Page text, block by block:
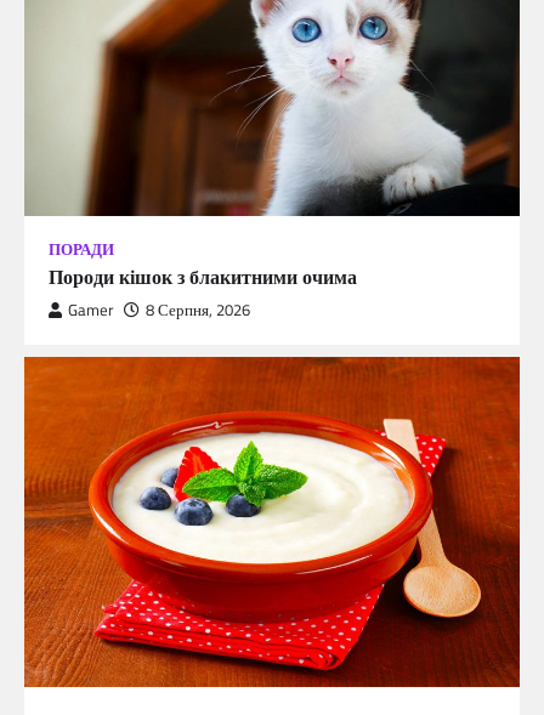
ПОРАДИ
Породи кішок з блакитними очима
Gamer 8 Серпня, 2026